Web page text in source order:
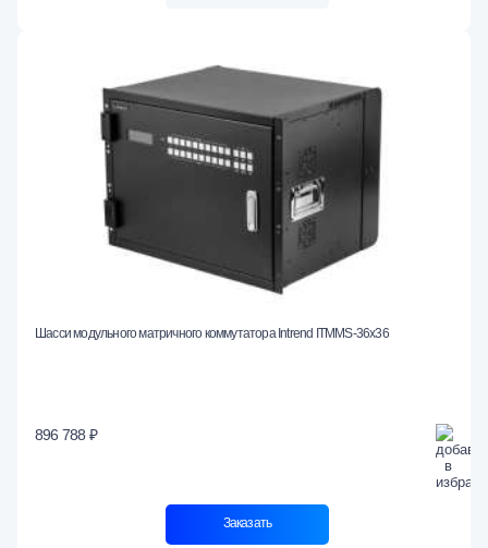
Шасси модульного матричного коммутатора Intrend ITMMS-36x36
896 788 ₽
Заказать